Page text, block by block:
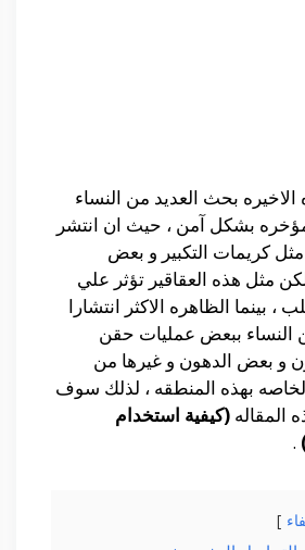
بحث العديد من النساء
بشكل آمن ، حيث ان انتشر
كريمات التكبير و بعض
لكن مثل هذه العقاقير تؤثر علي
بينما الظاهره الاكثر انتشارا
النساء ببعض عمليات حقن
و بعض الدهون و غيرها من
بهذه المنطقه ، لذلك سوف
المقاله (كيفية استخدام
.